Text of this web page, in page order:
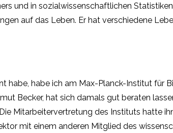
und in sozialwissenschaftlichen
auf das Leben. Er hat verschiedene
habe, habe ich am Max-Planck-Institut für
Becker, hat sich damals gut beraten
Mitarbeitervertretung des Instituts hatte
mit einem anderen Mitglied des